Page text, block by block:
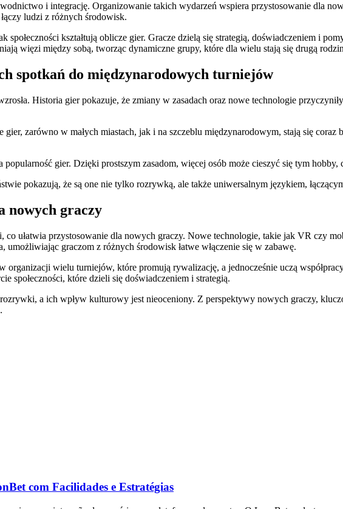
i integrację. Organizowanie takich wydarzeń wspiera przystosowanie dla
ludzi z różnych środowisk.
kształtują oblicze gier. Gracze dzielą się strategią, doświadczeniem i
więzi między sobą, tworząc dynamiczne grupy, które dla wielu stają się drugą
spotkań do międzynarodowych turniejów
Historia gier pokazuje, że zmiany w zasadach oraz nowe technologie
zarówno w małych miastach, jak i na szczeblu międzynarodowym, stają się
gier. Dzięki prostszym zasadom, więcej osób może cieszyć się tym
pokazują, że są one nie tylko rozrywką, ale także uniwersalnym językiem,
nowych graczy
ułatwia przystosowanie dla nowych graczy. Nowe technologie, takie jak VR czy
graczom z różnych środowisk łatwe włączenie się w zabawę.
organizacji wielu turniejów, które promują rywalizację, a jednocześnie uczą
społeczności, które dzieli się doświadczeniem i strategią.
a ich wpływ kulturowy jest nieoceniony. Z perspektywy nowych graczy,
com Facilidades e Estratégias